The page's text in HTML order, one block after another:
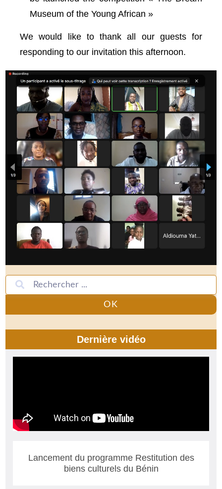
Museum of the Young African »
We would like to thank all our guests for
responding to our invitation this afternoon.
OK
Dernière vidéo
Lancement du programme Restitution des
biens culturels du Bénin